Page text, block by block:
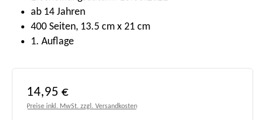
ab 14 Jahren
400 Seiten, 13.5 cm x 21 cm
1. Auflage
Regulärer Preis:
14,95 €
Preise inkl. MwSt. zzgl. Versandkosten